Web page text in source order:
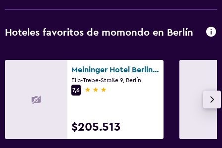
Hoteles favoritos de momondo en Berlín
Meininger Hotel Berlin Hauptbahnhof
Ella-Trebe-Straße 9, Berlín
7,6
3 estrellas
$205.513